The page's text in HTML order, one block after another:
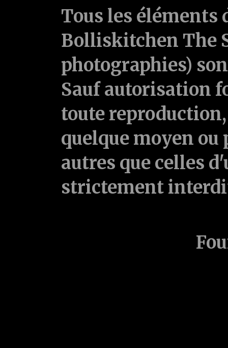
Tous les
Bolliskitchen The
photographies)
Sauf autorisation
toute
quelque moyen ou
autres que celles
strictement